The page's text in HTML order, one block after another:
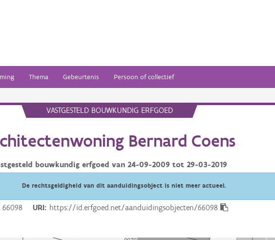
Thema Gebeurtenis Persoon of collectief
VASTGESTELD BOUWKUNDIG ERFGOED
Bernard Coens
bouwkundig erfgoed van 24-09-2009 tot 29-03-2019
De rechtsgeldigheid van dit aanduidingsobject is niet meer actueel.
66098 URI https://id.erfgoed.net/aanduidingsobjecten/66098